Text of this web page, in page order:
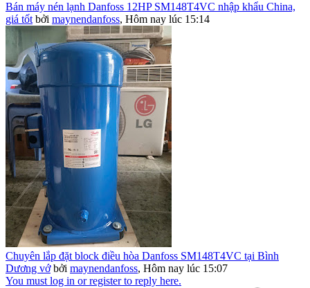
Bán máy nén lạnh Danfoss 12HP SM148T4VC nhập khẩu China,
giá tốt bởi maynendanfoss, Hôm nay lúc 15:14
Chuyên lắp đặt block điều hòa Danfoss SM148T4VC tại Bình
Dương vớ bởi maynendanfoss, Hôm nay lúc 15:07
You must log in or register to reply here.